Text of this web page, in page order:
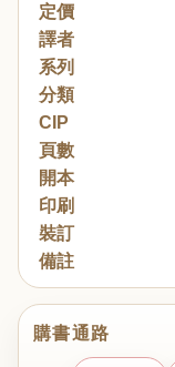
定價
譯者
系列
分類
CIP
頁數
開本
印刷
裝訂
備註
購書通路